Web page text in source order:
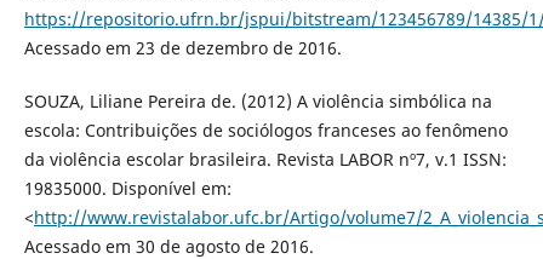
https://repositorio.ufrn.br/jspui/bitstream/123456789/14385/1/
Acessado em 23 de dezembro de 2016.
SOUZA, Liliane Pereira de. (2012) A violência simbólica na
escola: Contribuições de sociólogos franceses ao fenômeno
da violência escolar brasileira. Revista LABOR nº7, v.1 ISSN:
19835000. Disponível em:
<http://www.revistalabor.ufc.br/Artigo/volume7/
Acessado em 30 de agosto de 2016.